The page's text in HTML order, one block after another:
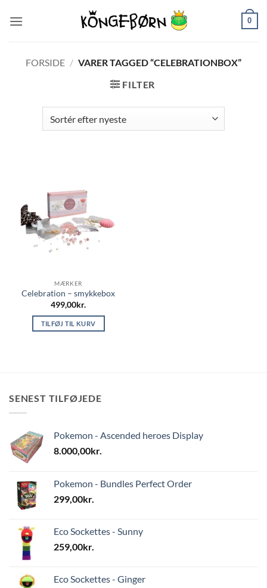
0
FORSIDE / VARER TAGGED “CELEBRATIONBOX”
FILTER
MÆRKER
Celebration – smykkebox
499,00kr.
TILFØJ TIL KURV
SENEST TILFØJEDE
Pokemon - Ascended heroes Display
8.000,00kr.
Pokemon - Bundles Perfect Order
299,00kr.
Eco Sockettes - Sunny
259,00kr.
Eco Sockettes - Ginger